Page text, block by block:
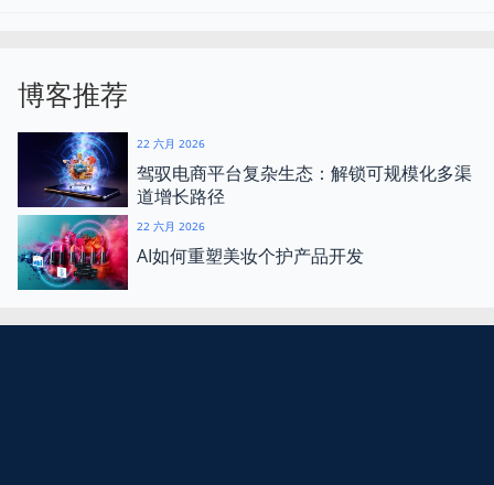
博客推荐
22 六月 2026
驾驭电商平台复杂生态：解锁可规模化多渠
道增长路径
22 六月 2026
AI如何重塑美妆个护产品开发